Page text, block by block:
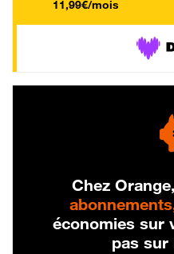
11,99€/mois
Chez Orange,
économies sur
pas sur